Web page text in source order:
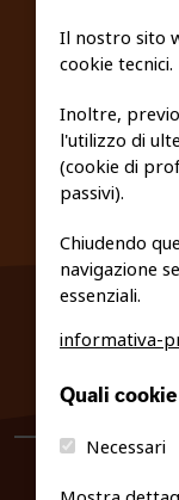
Il nostro sito
cookie tecnici.
Inoltre,
l'utilizzo di
(cookie di
passivi).
Chiudendo
navigazione
essenziali.
informativa-
Quali
Necessari